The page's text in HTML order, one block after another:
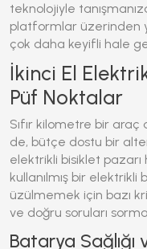
teknolojiyle
platformlar üzerinden
çok daha keyifli hale
İkinci El
Püf Noktalar
Sıfır kilometre bir
de, bütçe dostu bir
elektrikli bisiklet pazarı
kullanılmış bir elektrikli
üzülmemek için bazı
ve doğru soruları
Batarya